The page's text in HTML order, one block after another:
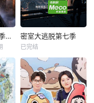
密室大逃脱第八季大神版 密室大逃脱第七季
已完结